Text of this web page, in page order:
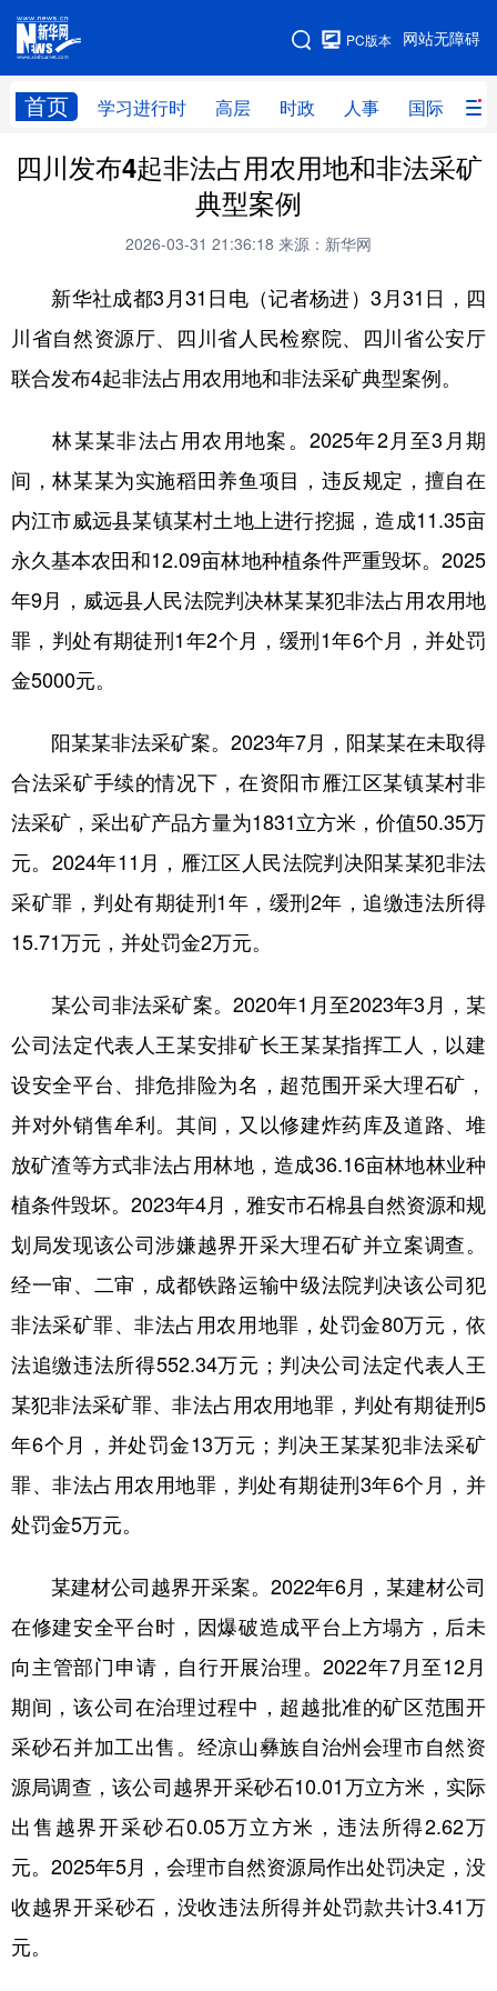
网站无障碍
PC版本
首页 学习进行时 高层 时政 人事 国际 财
网站地图
学习进行时 高层 时政 人事
财经 网评
科技 科创 量子 体育
文化 书画 健康 军事
法律 中央文件 金融 汽车
食品 人居 信息化 数字经济
彩票 娱乐 时尚 悦读
公益
地方频道
北京 天津 河北 山西
辽宁 吉林 上海 江苏
浙江 安徽
山东 河南 湖北 湖南
广东 广西 海南 重庆
四川 贵州 云南 西藏
陕西 甘肃 青海 宁夏
多语种频道
English Español Français عربى
Русский язык 日本語 한국어
Deutsch Português
四川发布4起非法占用农用地和非法采矿
典型案例
2026-03-31 21:36:18 来源：新华网
新华社成都3月31日电（记者杨进）3月31日，四
川省自然资源厅、四川省人民检察院、四川省公安厅
联合发布4起非法占用农用地和非法采矿典型案例。
林某某非法占用农用地案。2025年2月至3月期
间，林某某为实施稻田养鱼项目，违反规定，擅自在
内江市威远县某镇某村土地上进行挖掘，造成11.35亩
永久基本农田和12.09亩林地种植条件严重毁坏。2025
年9月，威远县人民法院判决林某某犯非法占用农用地
罪，判处有期徒刑1年2个月，缓刑1年6个月，并处罚
金5000元。
阳某某非法采矿案。2023年7月，阳某某在未取得
合法采矿手续的情况下，在资阳市雁江区某镇某村非
法采矿，采出矿产品方量为1831立方米，价值50.35万
元。2024年11月，雁江区人民法院判决阳某某犯非法
采矿罪，判处有期徒刑1年，缓刑2年，追缴违法所得
15.71万元，并处罚金2万元。
某公司非法采矿案。2020年1月至2023年3月，某
公司法定代表人王某安排矿长王某某指挥工人，以建
设安全平台、排危排险为名，超范围开采大理石矿，
并对外销售牟利。其间，又以修建炸药库及道路、堆
放矿渣等方式非法占用林地，造成36.16亩林地林业种
植条件毁坏。2023年4月，雅安市石棉县自然资源和规
划局发现该公司涉嫌越界开采大理石矿并立案调查。
经一审、二审，成都铁路运输中级法院判决该公司犯
非法采矿罪、非法占用农用地罪，处罚金80万元，依
法追缴违法所得552.34万元；判决公司法定代表人王
某犯非法采矿罪、非法占用农用地罪，判处有期徒刑5
年6个月，并处罚金13万元；判决王某某犯非法采矿
罪、非法占用农用地罪，判处有期徒刑3年6个月，并
处罚金5万元。
某建材公司越界开采案。2022年6月，某建材公司
在修建安全平台时，因爆破造成平台上方塌方，后未
向主管部门申请，自行开展治理。2022年7月至12月
期间，该公司在治理过程中，超越批准的矿区范围开
采砂石并加工出售。经凉山彝族自治州会理市自然资
源局调查，该公司越界开采砂石10.01万立方米，实际
出售越界开采砂石0.05万立方米，违法所得2.62万
元。2025年5月，会理市自然资源局作出处罚决定，没
收越界开采砂石，没收违法所得并处罚款共计3.41万
元。